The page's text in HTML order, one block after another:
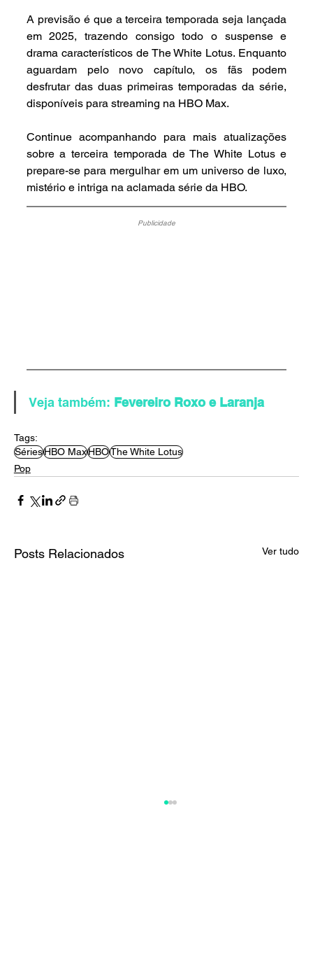
A previsão é que a terceira temporada seja lançada
em 2025, trazendo consigo todo o suspense e
drama característicos de The White Lotus. Enquanto
aguardam pelo novo capítulo, os fãs podem
desfrutar das duas primeiras temporadas da série,
disponíveis para streaming na HBO Max.
Continue acompanhando para mais atualizações
sobre a terceira temporada de The White Lotus e
prepare-se para mergulhar em um universo de luxo,
mistério e intriga na aclamada série da HBO.
Publicidade
Veja também: Fevereiro Roxo e Laranja
Tags:
SériesHBO MaxHBOThe White Lotus
Pop
Posts Relacionados Ver tudo